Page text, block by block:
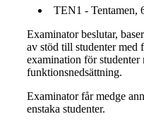
TEN1 - Tentamen,
Examinator beslutar,
av stöd till studenter med
examination för
funktionsnedsättning.
Examinator får medge
enstaka studenter.